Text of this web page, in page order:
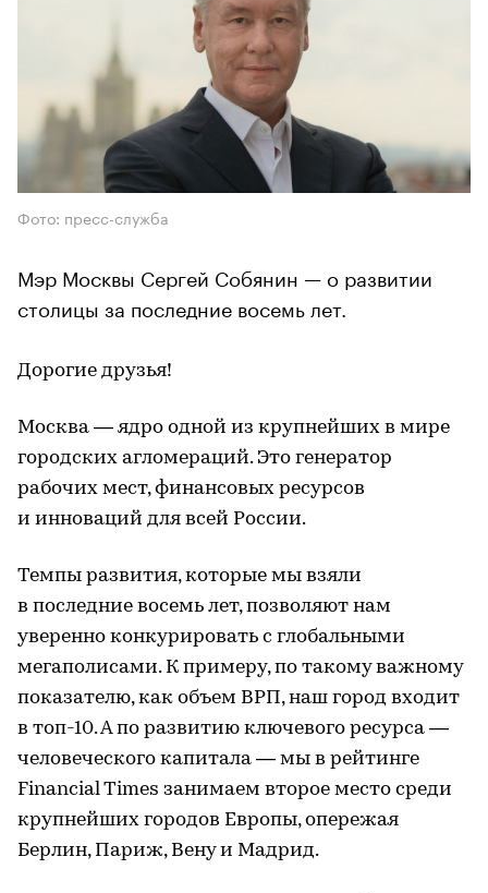
Фото: пресс-служба
Мэр Москвы Сергей Собянин — о развитии
столицы за последние восемь лет.
Дорогие друзья!
Москва — ядро одной из крупнейших в мире
городских агломераций. Это генератор
рабочих мест, финансовых ресурсов
и инноваций для всей России.
Темпы развития, которые мы взяли
в последние восемь лет, позволяют нам
уверенно конкурировать с глобальными
мегаполисами. К примеру, по такому важному
показателю, как объем ВРП, наш город входит
в топ-10. А по развитию ключевого ресурса —
человеческого капитала — мы в рейтинге
Financial Times занимаем второе место среди
крупнейших городов Европы, опережая
Берлин, Париж, Вену и Мадрид.